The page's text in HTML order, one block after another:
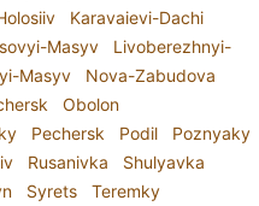
Karavaievi-Dachi
Masyv
Livoberezhnyi-
Masyv
Nova-Zabudova
Obolon
Pechersk Podil
Poznyaky
Rusanivka
Shulyavka
Syrets Teremky